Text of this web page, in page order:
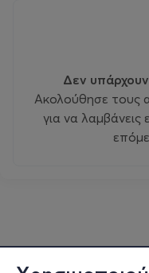
Δεν
Ακολούθησε τους
για να λαμβάνεις